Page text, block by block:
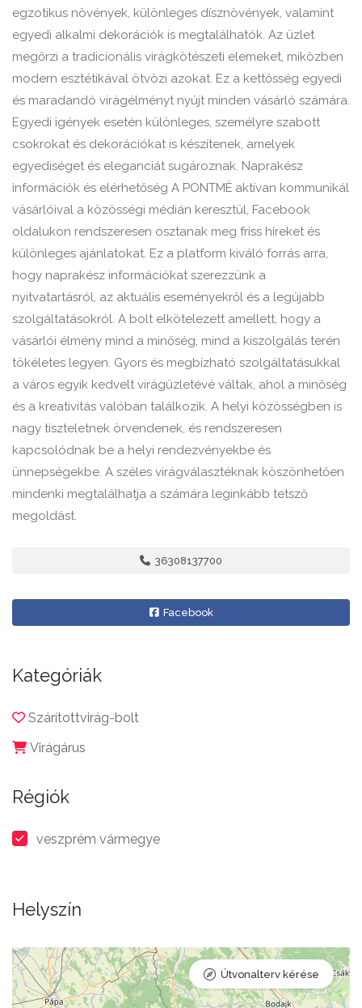
egzotikus növények, különleges dísznövények, valamint
egyedi alkalmi dekorációk is megtalálhatók. Az üzlet
megőrzi a tradicionális virágkötészeti elemeket, miközben
modern esztétikával ötvözi azokat. Ez a kettősség egyedi
és maradandó virágélményt nyújt minden vásárló számára.
Egyedi igények esetén különleges, személyre szabott
csokrokat és dekorációkat is készítenek, amelyek
egyediséget és eleganciát sugároznak. Naprakész
információk és elérhetőség A PONTMË aktívan kommunikál
vásárlóival a közösségi médián keresztül, Facebook
oldalukon rendszeresen osztanak meg friss híreket és
különleges ajánlatokat. Ez a platform kiváló forrás arra,
hogy naprakész információkat szerezzünk a
nyitvatartásról, az aktuális eseményekről és a legújabb
szolgáltatásokról. A bolt elkötelezett amellett, hogy a
vásárlói élmény mind a minőség, mind a kiszolgálás terén
tökéletes legyen. Gyors és megbízható szolgáltatásukkal
a város egyik kedvelt virágüzletévé váltak, ahol a minőség
és a kreativitás valóban találkozik. A helyi közösségben is
nagy tiszteletnek örvendenek, és rendszeresen
kapcsolódnak be a helyi rendezvényekbe és
ünnepségekbe. A széles virágválasztéknak köszönhetően
mindenki megtalálhatja a számára leginkább tetsző
megoldást.
36308137700
Facebook
Kategóriák
Szárítottvirág-bolt
Virágárus
Régiók
veszprém vármegye
Helyszín
Útvonalterv kérése